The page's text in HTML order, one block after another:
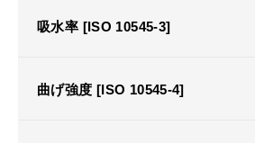
吸水率 [ISO 10545-3]
曲げ強度 [ISO 10545-4]